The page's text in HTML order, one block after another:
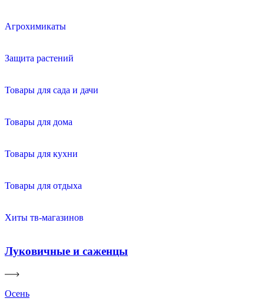
Агрохимикаты
Защита растений
Товары для сада и дачи
Товары для дома
Товары для кухни
Товары для отдыха
Хиты тв-магазинов
Луковичные и саженцы
Осень